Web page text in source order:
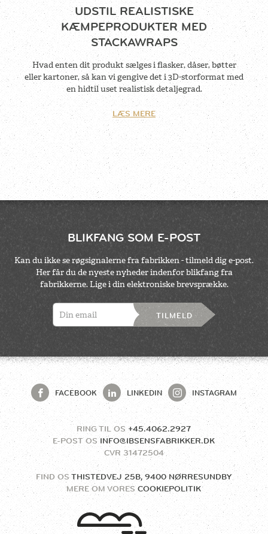
UDSTIL REALISTISKE
KÆMPEPRODUKTER MED
STACKAWRAPS
Hvad enten dit produkt sælges i flasker, dåser, bøtter
eller kartoner, så kan vi gengive det i 3D-storformat med
en hidtil uset realistisk detaljegrad.
LÆS MERE
BLIKFANG SOM E-POST
Kan du ikke se røgsignalerne fra fabrikken - tilmeld dig e-post.
Her får du de nyeste nyheder indenfor blikfang fra
fabrikkerne. Lige i din elektroniske brevsprække.
TILMELD
FACEBOOK LINKEDIN INSTAGRAM
RING TIL OS +45.4062.2927
E-POST OS INFO@IBSENSFABRIKKER.DK
MERE OM VORES COOKIEPOLITIK
FIND OSTHISTEDVEJ 25B, 9400 NØRRESUNDBY
CVR31472504